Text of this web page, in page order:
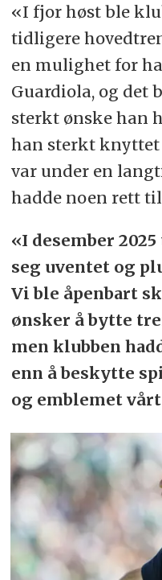
«I fjor høst ble
tidligere
en mulighet for
Guardiola, og det
sterkt ønske han
han sterkt
var under en
hadde noen rett
«I desember
seg uventet og
Vi ble åpenbart
ønsker å bytte
men klubben
enn å beskytte
og emblemet